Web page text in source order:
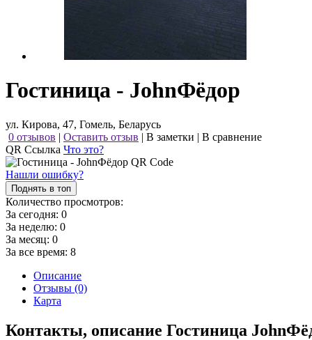
Гостиница - JohnФёдор
ул. Кирова, 47, Гомель, Беларусь
0 отзывов | Оставить отзыв | В заметки | В сравнение
QR Ссылка Что это?
Нашли ошибку?
Поднять в топ
Количество просмотров:
За сегодня: 0
За неделю: 0
За месяц: 0
За все время: 8
Описание
Отзывы (0)
Карта
Контакты, описание Гостиница